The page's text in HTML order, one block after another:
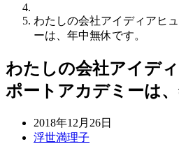
わたしの会社アイディアヒ
ーは、年中無休です。
わたしの会社アイデ
ポートアカデミーは、
2018年12月26日
浮世満理子